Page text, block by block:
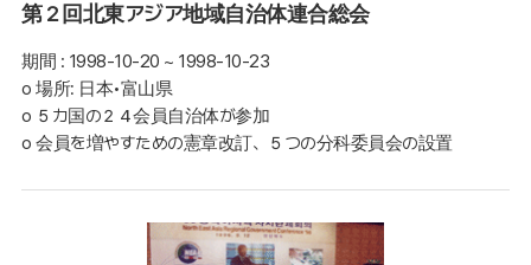
第２回北東アジア地域自治体連合総会
期間 : 1998-10-20 ~ 1998-10-23
o 場所: 日本•富山県
o ５カ国の２４会員自治体が参加
o 会員を増やすための憲章改訂、５つの分科委員会の設置